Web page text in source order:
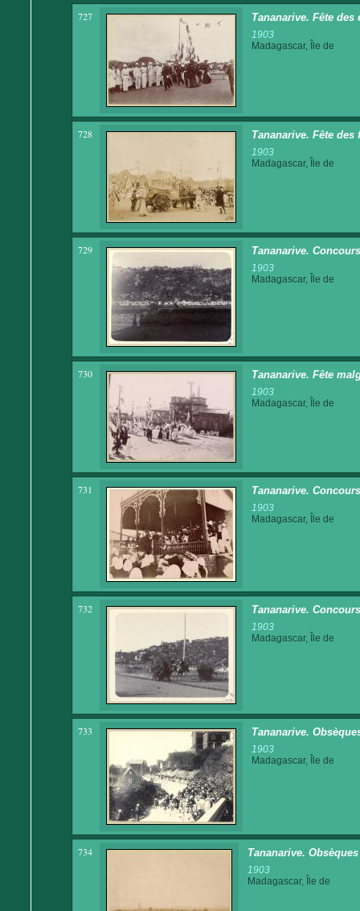
727 Tananarive. Fête des
1903
Madagascar, Île de
728 Tananarive. Fête des
1903
Madagascar, Île de
729 Tananarive.
1903
Madagascar, Île de
730 Tananarive. Fête
1903
Madagascar, Île de
731 Tananarive.
1903
Madagascar, Île de
732 Tananarive.
1903
Madagascar, Île de
733 Tananarive.
1903
Madagascar, Île de
734 Tananarive.
1903
Madagascar, Île de